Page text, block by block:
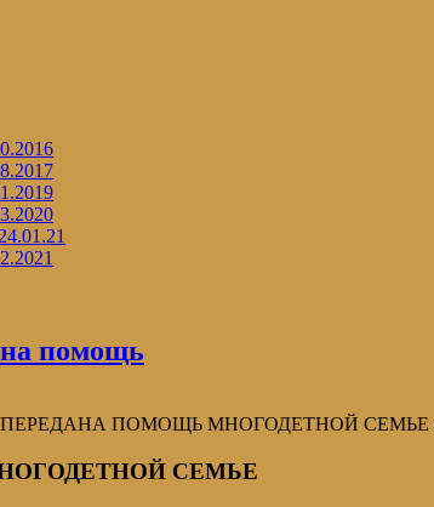
помощь
ПЕРЕДАНА ПОМОЩЬ МНОГОДЕТНОЙ СЕМЬЕ
СЕМЬЕ